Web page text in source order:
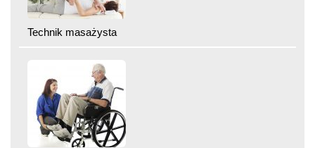
Technik masażysta